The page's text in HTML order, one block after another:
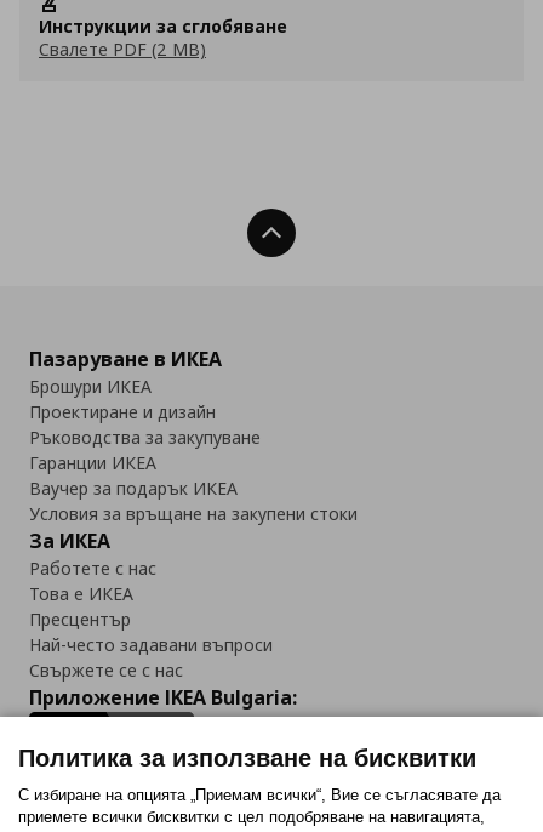
Инструкции за сглобяване
Свалете PDF (2 MB)
Нагоре
Пазаруване в ИКЕА
Брошури ИКЕА
Проектиране и дизайн
Ръководства за закупуване
Гаранции ИКЕА
Ваучер за подарък ИКЕА
Условия за връщане на закупени стоки
За ИКЕА
Работете с нас
Това е ИКЕА
Пресцентър
Най-често задавани въпроси
Свържете се с нас
Приложение IKEA Bulgaria:
Последвайте ни:
Политика за използване на бисквитки
С избиране на опцията „Приемам всички“, Вие се съгласявате да
приемете всички бисквитки с цел подобряване на навигацията,